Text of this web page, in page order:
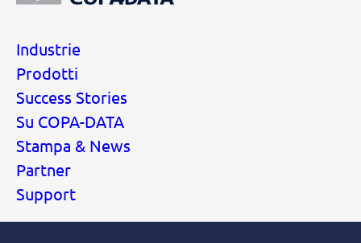
Industrie
Prodotti
Success Stories
Su COPA-DATA
Stampa & News
Partner
Support